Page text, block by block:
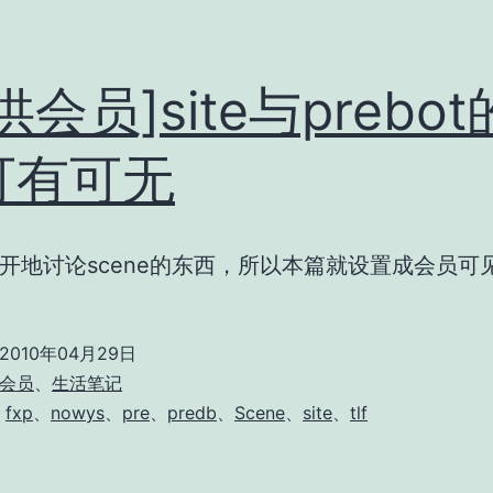
会员]site与prebot
有可无
地讨论scene的东西，所以本篇就设置成会员可
2010年04月29日
员 、 生活笔记
fxp、 nowys、 pre、 predb、 Scene、 site、 tlf